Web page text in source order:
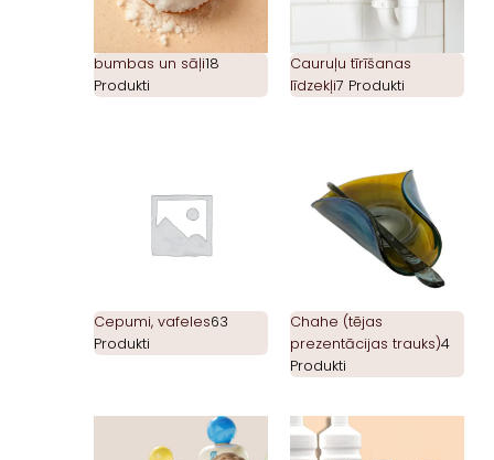
bumbas un sāļi18
Produkti
Cauruļu tīrīšanas
līdzekļi7 Produkti
Cepumi, vafeles63
Produkti
Chahe (tējas
prezentācijas trauks)4
Produkti